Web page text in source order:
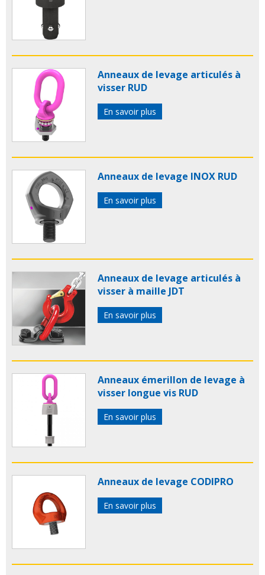
Anneaux de levage articulés à
visser RUD
En savoir plus
Anneaux de levage INOX RUD
En savoir plus
Anneaux de levage articulés à
visser à maille JDT
En savoir plus
Anneaux émerillon de levage à
visser longue vis RUD
En savoir plus
Anneaux de levage CODIPRO
En savoir plus